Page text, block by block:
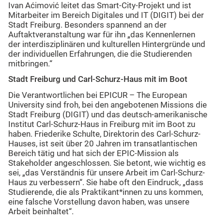
Ivan Aćimović leitet das Smart-City-Projekt und ist
Mitarbeiter im Bereich Digitales und IT (DIGIT) bei der
Stadt Freiburg. Besonders spannend an der
Auftaktveranstaltung war für ihn „das Kennenlernen
der interdisziplinären und kulturellen Hintergründe und
der individuellen Erfahrungen, die die Studierenden
mitbringen.“
Stadt Freiburg und Carl-Schurz-Haus mit im Boot
Die Verantwortlichen bei EPICUR – The European
University sind froh, bei den angebotenen Missions die
Stadt Freiburg (DIGIT) und das deutsch-amerikanische
Institut Carl-Schurz-Haus in Freiburg mit im Boot zu
haben. Friederike Schulte, Direktorin des Carl-Schurz-
Hauses, ist seit über 20 Jahren im transatlantischen
Bereich tätig und hat sich der EPIC-Mission als
Stakeholder angeschlossen. Sie betont, wie wichtig es
sei, „das Verständnis für unsere Arbeit im Carl-Schurz-
Haus zu verbessern“. Sie habe oft den Eindruck, „dass
Studierende, die als Praktikant*innen zu uns kommen,
eine falsche Vorstellung davon haben, was unsere
Arbeit beinhaltet“.